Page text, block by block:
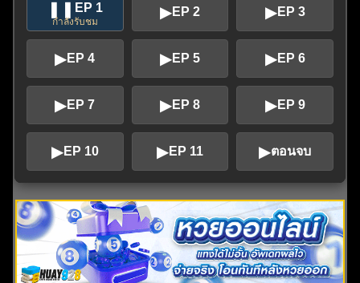
EP 1
กำลังรับชม
▶EP 2 ▶EP 3
▶EP 4 ▶EP 5 ▶EP 6
▶EP 7 ▶EP 8 ▶EP 9
▶EP 10 ▶EP 11 ▶ตอนจบ